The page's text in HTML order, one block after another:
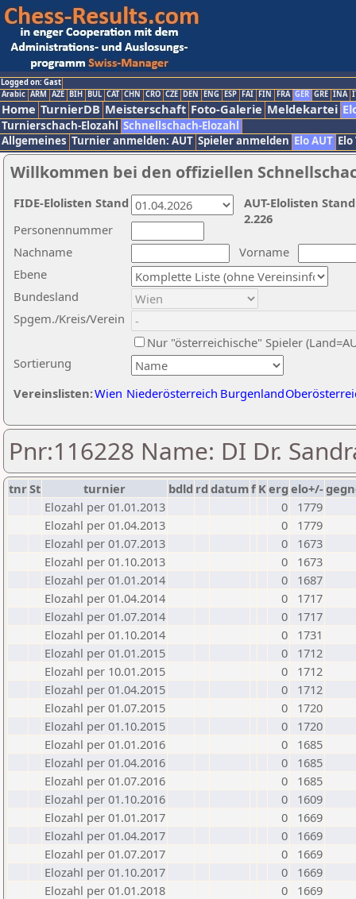
Logged on: Gast
Arabic ARM AZE BIH BUL CAT CHN CRO CZE DEN ENG ESP FAI FIN FRA GER GRE INA
Home TurnierDB Meisterschaft Foto-Galerie Meldekartei
Turnierschach-Elozahl Schnellschach-Elozahl
Allgemeines Turnier anmelden: AUT Spieler anmelden Elo AUT
Willkommen bei den offiziellen
Nachname
Vorname
Ebene
Sortierung
Personennummer
Bundesland
Spgem./Kreis/Verein
Nur "österreichische" Spieler
Vereinslisten:Wien Niederösterreich Burgenland
AUT-Elolisten
2.226
FIDE-Elolisten Stand
Pnr:116228 Name: DI Dr.
tnrSt turnier bdld rd datumf Kerg elo+/-
Elozahl per 01.01.2013
0
1779
Elozahl per 01.04.2013
0
1779
Elozahl per 01.07.2013
0
1673
Elozahl per 01.10.2013
0
1673
Elozahl per 01.01.2014
0
1687
Elozahl per 01.04.2014
0
1717
Elozahl per 01.07.2014
0
1717
Elozahl per 01.10.2014
0
1731
Elozahl per 01.01.2015
0
1712
Elozahl per 10.01.2015
0
1712
Elozahl per 01.04.2015
0
1712
Elozahl per 01.07.2015
0
1720
Elozahl per 01.10.2015
0
1720
Elozahl per 01.01.2016
0
1685
Elozahl per 01.04.2016
0
1685
Elozahl per 01.07.2016
0
1685
Elozahl per 01.10.2016
0
1609
Elozahl per 01.01.2017
0
1669
Elozahl per 01.04.2017
0
1669
Elozahl per 01.07.2017
0
1669
Elozahl per 01.10.2017
0
1669
Elozahl per 01.01.2018
0
1669